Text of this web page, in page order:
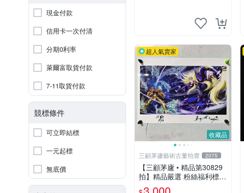
現金付款
信用卡一次付清
分期0利率
萊爾富取貨付款
7-11取貨付款
競標條件
可立即結標
一元起標
無底價
收藏品
超人氣賣家
三顧茅廬藝術古董拍賣 2075
【三顧茅廬 • 精品第30829
拍】精品嚴選 粉絲福利標
日本動漫大師 車田正美簽名